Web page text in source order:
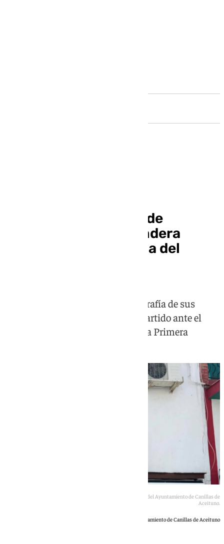
Polémica en Canillas de
Aceituno por una bandera
franquista junto a una del
El Ayuntamiento eliminó la fotografía de sus
redes, difundida con motivo del partido ante el
Almería en la final por el ascenso a Primera
Fotografía difundida durante unas horas en las redes sociales del Ayuntamiento de Canillas de
Aceituno.
Ayuntamiento de Canillas de Aceituno